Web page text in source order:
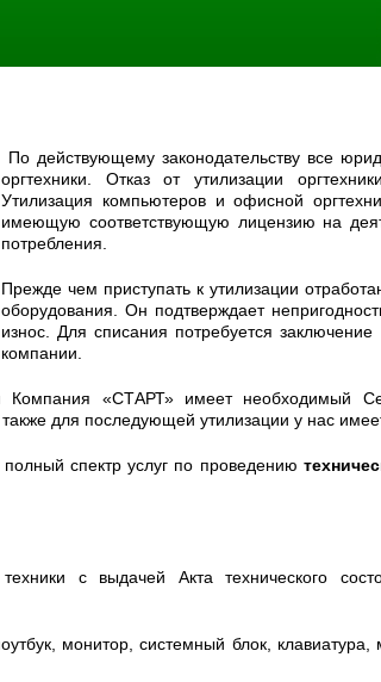
По действующему законодательству все
оргтехники. Отказ от утилизации
Утилизация компьютеров и офисной
имеющую соответствующую лицензию на
потребления.
Прежде чем приступать к утилизации
оборудования. Он подтверждает
износ. Для списания потребуется
компании.
Компания «СТАРТ» имеет необходимый
также для последующей утилизации у нас
спектр услуг по проведению
техники с выдачей Акта технического
монитор, системный блок,